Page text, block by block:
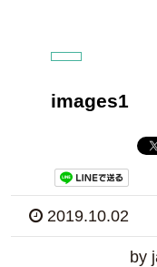
images1
2019.10.02
by